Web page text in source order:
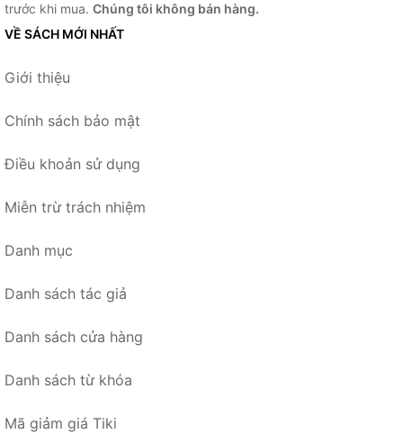
trước khi mua. Chúng tôi không bán hàng.
VỀ SÁCH MỚI NHẤT
Giới thiệu
Chính sách bảo mật
Điều khoản sử dụng
Miễn trừ trách nhiệm
Danh mục
Danh sách tác giả
Danh sách cửa hàng
Danh sách từ khóa
Mã giảm giá Tiki